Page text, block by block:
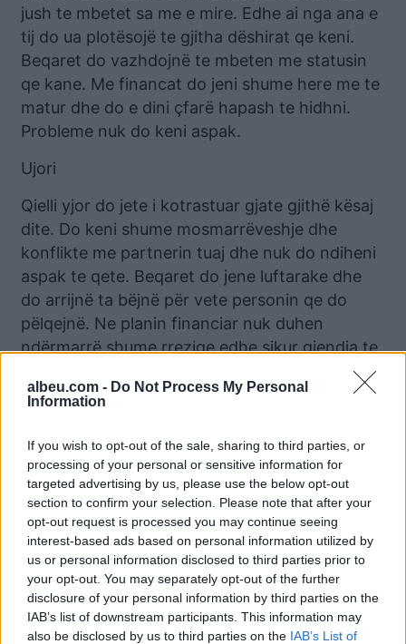
albeu.com - Do Not Process My Personal
Information
If you wish to opt-out of the sale, sharing to third parties, or
processing of your personal or sensitive information for
targeted advertising by us, please use the below opt-out
section to confirm your selection. Please note that after your
opt-out request is processed you may continue seeing
interest-based ads based on personal information utilized by
us or personal information disclosed to third parties prior to
your opt-out. You may separately opt-out of the further
disclosure of your personal information by third parties on the
IAB’s list of downstream participants. This information may
also be disclosed by us to third parties on the IAB’s List of
jush te mbetet sa me e mire. Edhe ai nga ana e
tij do ua plotësojë te gjitha dëshirat qe keni.
Beqaret do vazhdojnë te mbeten me statusin
qe kane. Me financat do jeni shume here me te
matur dhe do e dini çfarë hapash te hidhni.
Probleme nuk do keni aspak.
Ujori
Qielli yjor do jete i kotrastuar gjate gjithë kësaj
dite. Do keni shume mosmarrëveshje dhe
konflikte me partnerin tuaj dhe nuk do ndiheni
aspak te qete. Beqaret do jene luftarake dhe
do arrijnë ta bëjnë për vete personin qe do
pëlqejnë. Ne planin financiar nuk duhen
ndërmarrë shume rreziqe edhe sikur gjendja te
Peshqit
Dite e qete dhe pa asgjë te re kjo e sotmja për
ata qe janë ne një lidhje. Beni atë qe do ju duket
e arsyeshme dhe merrini gjerat si t’iu vijnë.
Beqaret duhet te reflektojnë gjere e gjate sot
perse ndodhen me atë status dhe me pas te
vendosin çfarë te bëjnë. Ne planin financiar
nuk do jeni aspak realiste dhe ka rrezik te
kryeni shpenzime te pamenduara qe do ua
tronditin buxhetin.